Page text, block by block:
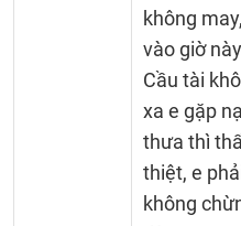
không
vào giờ
Cầu tài
xa e gặp
thưa thì
thiệt, e
không